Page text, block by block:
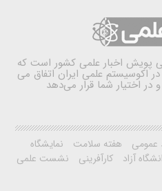
پویش اخبار علمی کشور است که
اکوسیستم علمی ایران اتفاق می
در اختیار شما قرار می‌دهد
عمومی هفته سلامت
نمایشگاه
آزاد کارآفرینی
نشست علمی